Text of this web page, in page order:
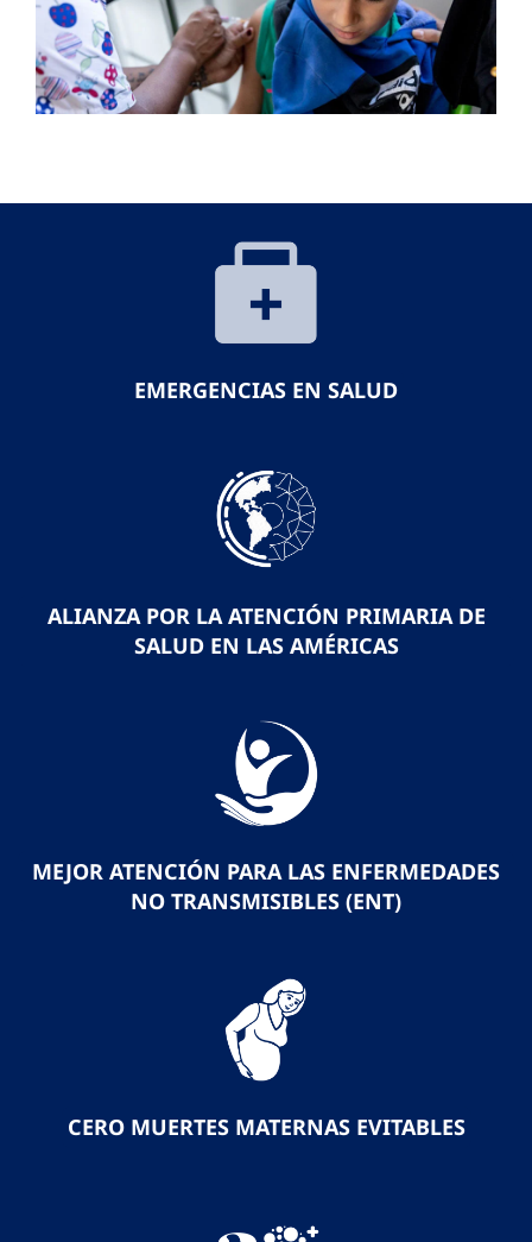
EMERGENCIAS EN SALUD
ALIANZA POR LA ATENCIÓN PRIMARIA DE
SALUD EN LAS AMÉRICAS
MEJOR ATENCIÓN PARA LAS ENFERMEDADES
NO TRANSMISIBLES (ENT)
CERO MUERTES MATERNAS EVITABLES